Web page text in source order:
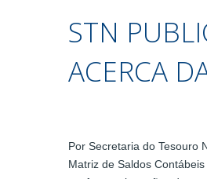
STN
ACERCA
Por Secretaria do Tesouro
Matriz de Saldos